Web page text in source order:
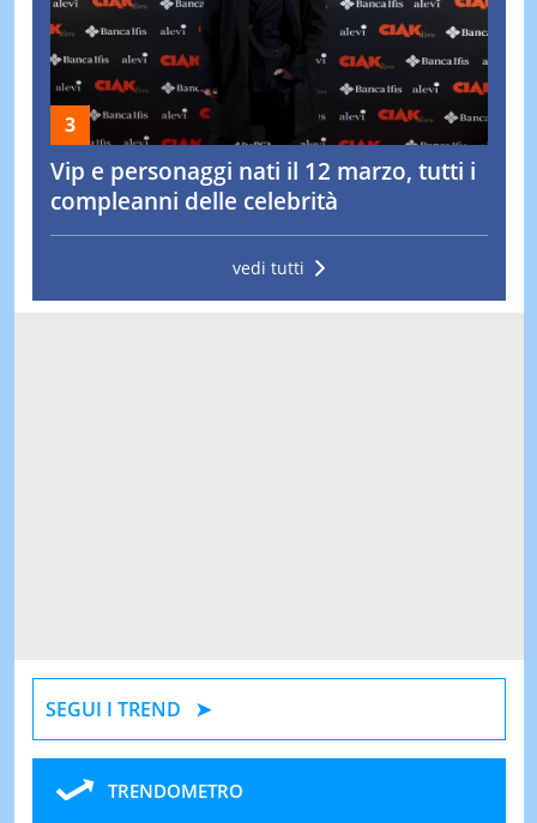
Vip e personaggi nati il 12 marzo, tutti i
compleanni delle celebrità
vedi tutti
SEGUI I TREND
TRENDOMETRO